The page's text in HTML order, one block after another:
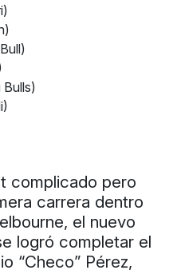
Bulls)
complicado pero
carrera dentro
el nuevo
logró completar el
“Checo” Pérez,